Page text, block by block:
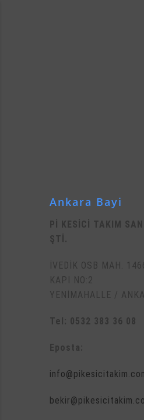
Ankara Bayi
Pİ KESİCİ TAKIM
ŞTİ.
İVEDİK OSB MAH.
KAPI NO:2
YENİMAHALLE /
Tel: 0532 383 36 08
Eposta: